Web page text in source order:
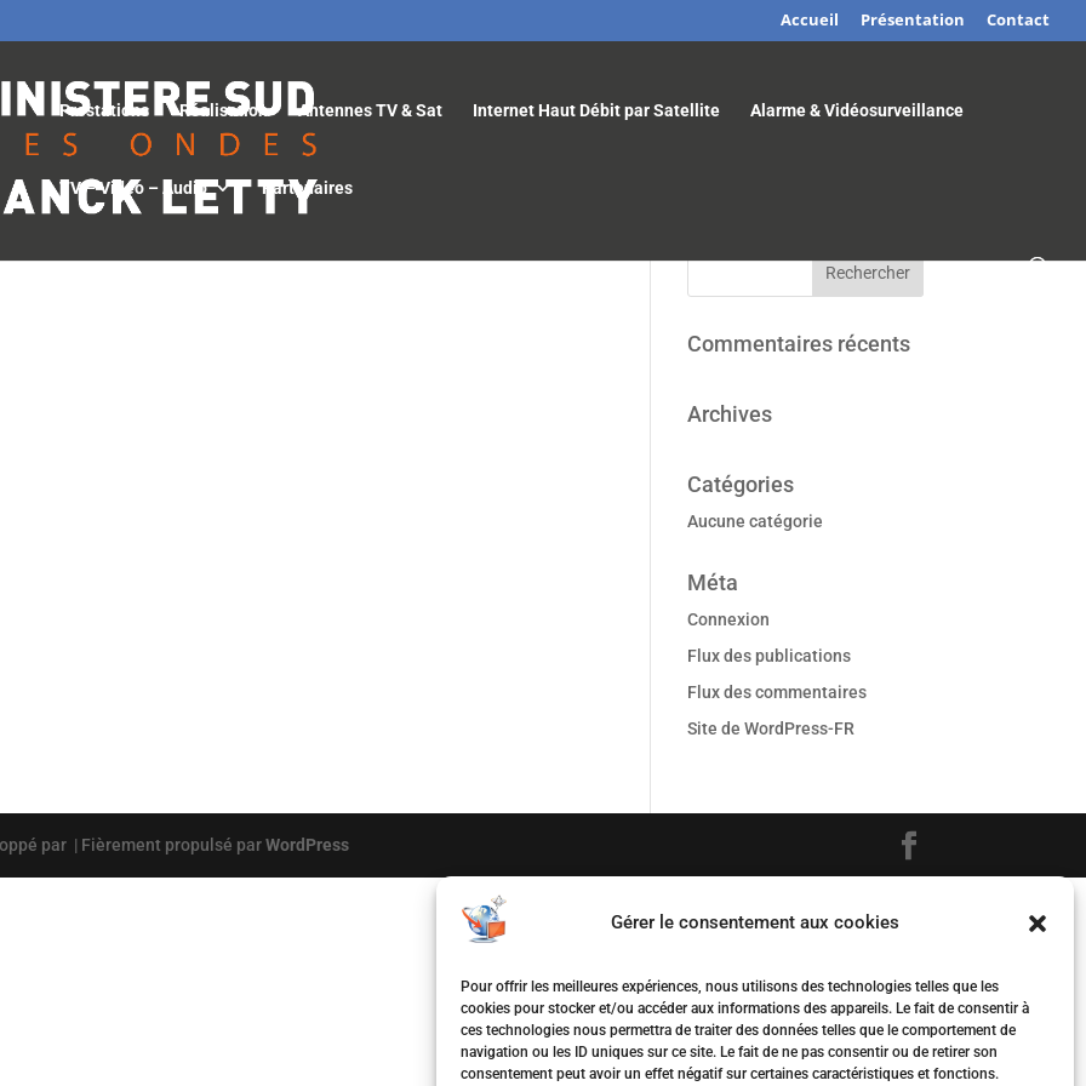
Gérer le consentement aux cookies
Pour offrir les meilleures expériences, nous utilisons des technologies telles que les
cookies pour stocker et/ou accéder aux informations des appareils. Le fait de consentir à
ces technologies nous permettra de traiter des données telles que le comportement de
navigation ou les ID uniques sur ce site. Le fait de ne pas consentir ou de retirer son
consentement peut avoir un effet négatif sur certaines caractéristiques et fonctions.
Accueil Présentation Contact
Prestations Réalisation Antennes TV & Sat Internet Haut Débit par Satellite Alarme & Vidéosurveillance
TV – Vidéo – Audio Partenaires
Commentaires récents
Archives
Catégories
Aucune catégorie
Méta
Connexion
Flux des publications
Flux des commentaires
Site de WordPress-FR
par | Fièrement propulsé parWordPress